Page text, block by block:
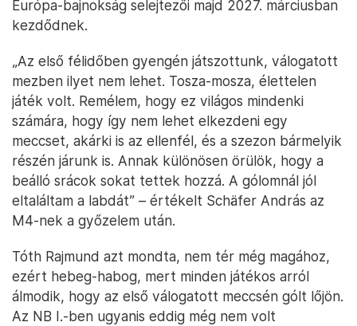
Európa-bajnokság selejtezői majd 2027. márciusban
kezdődnek.
„Az első félidőben gyengén játszottunk, válogatott
mezben ilyet nem lehet. Tosza-mosza, élettelen
játék volt. Remélem, hogy ez világos mindenki
számára, hogy így nem lehet elkezdeni egy
meccset, akárki is az ellenfél, és a szezon bármelyik
részén járunk is. Annak különösen örülök, hogy a
beálló srácok sokat tettek hozzá. A gólomnál jól
eltaláltam a labdát” – értékelt Schäfer András az
M4-nek a győzelem után.
Tóth Rajmund azt mondta, nem tér még magához,
ezért hebeg-habog, mert minden játékos arról
álmodik, hogy az első válogatott meccsén gólt lőjön.
Az NB I.-ben ugyanis eddig még nem volt